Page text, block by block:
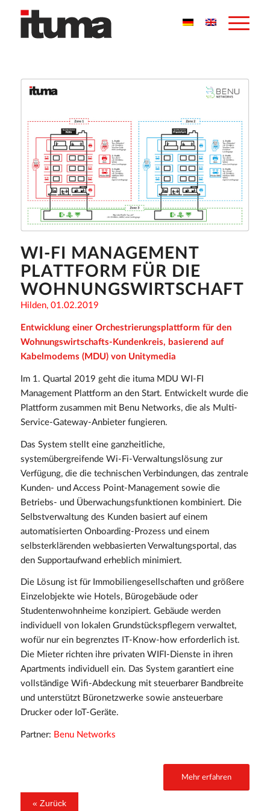
WI-FI MANAGEMENT
PLATTFORM FÜR DIE
WOHNUNGSWIRTSCHAFT
Hilden, 01.02.2019
Entwicklung einer Orchestrierungsplattform für den
Wohnungswirtschafts-Kundenkreis, basierend auf
Kabelmodems (MDU) von Unitymedia
Im 1. Quartal 2019 geht die ituma MDU WI-FI
Management Plattform an den Start. Entwickelt wurde die
Plattform zusammen mit Benu Networks, die als Multi-
Service-Gateway-Anbieter fungieren.
Das System stellt eine ganzheitliche,
systemübergreifende Wi-Fi-Verwaltungslösung zur
Verfügung, die die technischen Verbindungen, das zentrale
Kunden- und Access Point-Management sowie die
Betriebs- und Überwachungsfunktionen kombiniert. Die
Selbstverwaltung des Kunden basiert auf einem
automatisierten Onboarding-Prozess und einem
selbsterklärenden webbasierten Verwaltungsportal, das
den Supportaufwand erheblich minimiert.
Die Lösung ist für Immobiliengesellschaften und größere
Einzelobjekte wie Hotels, Bürogebäude oder
Studentenwohnheime konzipiert. Gebäude werden
individuell von lokalen Grundstückspflegern verwaltet,
wofür nur ein begrenztes IT-Know-how erforderlich ist.
Die Mieter richten ihre privaten WIFI-Dienste in ihren
Apartments individuell ein. Das System garantiert eine
vollständige Wifi-Abdeckung mit steuerbarer Bandbreite
und unterstützt Büronetzwerke sowie ansteuerbare
Drucker oder IoT-Geräte.
Partner: Benu Networks
Mehr erfahren